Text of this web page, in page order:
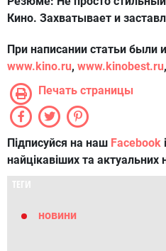
Кино. Захватывает и
При написании статьи были
www.kino.ru, www.kinobest.ru,
Печать страницы
Підписуйся на наш Facebook
найцікавіших та актуальних
ТЕГИ
новини